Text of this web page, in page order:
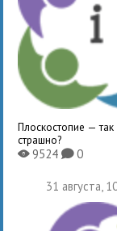
Плоскостопие —
страшно?
X9524K0
31 августа,